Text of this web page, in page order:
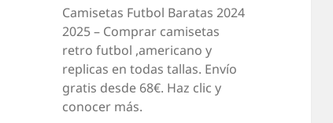
Camisetas Futbol Baratas 2024
2025 – Comprar camisetas
retro futbol ,americano y
replicas en todas tallas. Envío
gratis desde 68€. Haz clic y
conocer más.